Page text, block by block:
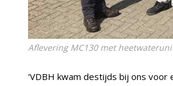
Aflevering MC130 met
'VDBH kwam destijds bij ons